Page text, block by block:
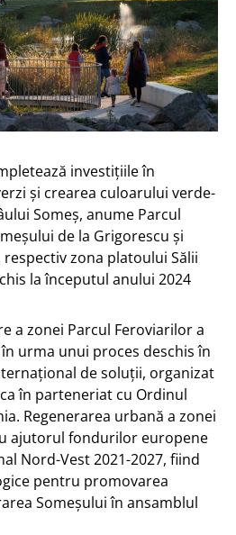
investițiile în
și crearea culoarului verde-
Someș, anume Parcul
de la Grigorescu și
zona platoului Sălii
la începutul anului 2024
a zonei Parcul Feroviarilor a
urma unui proces deschis în
de soluții, organizat
în parteneriat cu Ordinul
Regenerarea urbană a zonei
ajutorul fondurilor europene
Nord-Vest 2021-2027, fiind
pentru promovarea
Someșului în ansamblul